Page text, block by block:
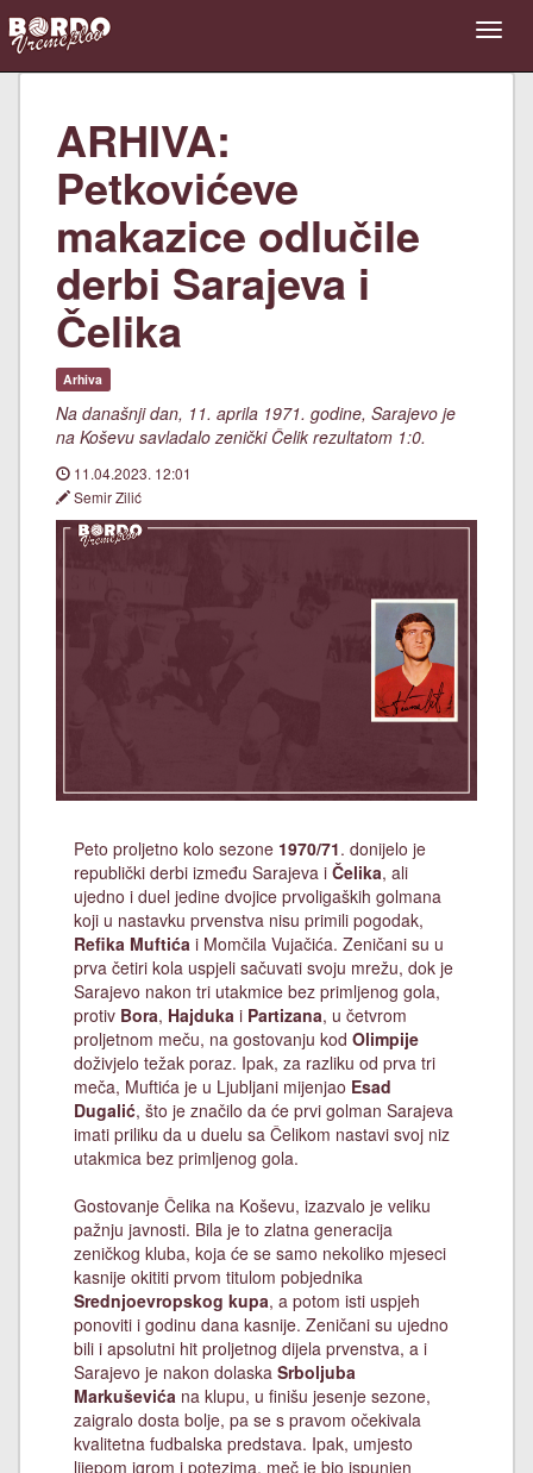
ARHIVA:
Petkovićeve
makazice odlučile
derbi Sarajeva i
Čelika
Arhiva
Na današnji dan, 11. aprila 1971. godine, Sarajevo je
na Koševu savladalo zenički Čelik rezultatom 1:0.
11.04.2023. 12:01
Semir Zilić
Peto proljetno kolo sezone 1970/71. donijelo je
republički derbi između Sarajeva i Čelika, ali
ujedno i duel jedine dvojice prvoligaških golmana
koji u nastavku prvenstva nisu primili pogodak,
Refika Muftića i Momčila Vujačića. Zeničani su u
prva četiri kola uspjeli sačuvati svoju mrežu, dok je
Sarajevo nakon tri utakmice bez primljenog gola,
protiv Bora, Hajduka i Partizana, u četvrom
proljetnom meču, na gostovanju kod Olimpije
doživjelo težak poraz. Ipak, za razliku od prva tri
meča, Muftića je u Ljubljani mijenjao Esad
Dugalić, što je značilo da će prvi golman Sarajeva
imati priliku da u duelu sa Čelikom nastavi svoj niz
utakmica bez primljenog gola.
Gostovanje Čelika na Koševu, izazvalo je veliku
pažnju javnosti. Bila je to zlatna generacija
zeničkog kluba, koja će se samo nekoliko mjeseci
kasnije okititi prvom titulom pobjednika
Srednjoevropskog kupa, a potom isti uspjeh
ponoviti i godinu dana kasnije. Zeničani su ujedno
bili i apsolutni hit proljetnog dijela prvenstva, a i
Sarajevo je nakon dolaska Srboljuba
Markuševića na klupu, u finišu jesenje sezone,
zaigralo dosta bolje, pa se s pravom očekivala
kvalitetna fudbalska predstava. Ipak, umjesto
lijepom igrom i potezima, meč je bio ispunjen